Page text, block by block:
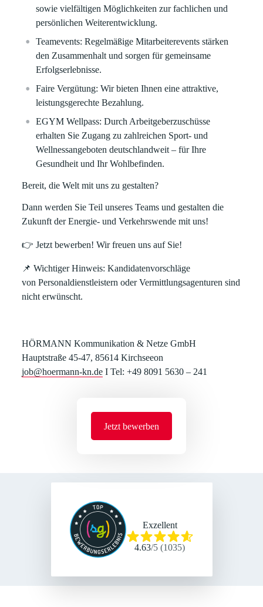
sowie vielfältigen Möglichkeiten zur fachlichen und
persönlichen Weiterentwicklung.
Teamevents: Regelmäßige Mitarbeiterevents stärken
den Zusammenhalt und sorgen für gemeinsame
Erfolgserlebnisse.
Faire Vergütung: Wir bieten Ihnen eine attraktive,
leistungsgerechte Bezahlung.
EGYM Wellpass: Durch Arbeitgeberzuschüsse
erhalten Sie Zugang zu zahlreichen Sport- und
Wellnessangeboten deutschlandweit – für Ihre
Gesundheit und Ihr Wohlbefinden.
Bereit, die Welt mit uns zu gestalten?
Dann werden Sie Teil unseres Teams und gestalten die
Zukunft der Energie- und Verkehrswende mit uns!
👉 Jetzt bewerben! Wir freuen uns auf Sie!
📌 Wichtiger Hinweis: Kandidatenvorschläge
vonPersonaldienstleistern oder Vermittlungsagenturen sind
nicht erwünscht.
HÖRMANN Kommunikation & Netze GmbH
Hauptstraße 45-47, 85614 Kirchseeon
job@hoermann-kn.de I Tel: +49 8091 5630 – 241
Jetzt bewerben
Exzellent
4.63/5 (1035)